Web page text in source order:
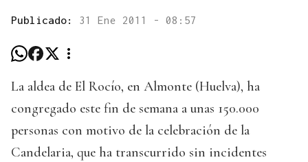
Publicado: 31 Ene 2011 - 08:57
La aldea de El Rocío, en Almonte (Huelva), ha
congregado este fin de semana a unas 150.000
personas con motivo de la celebración de la
Candelaria, que ha transcurrido sin incidentes